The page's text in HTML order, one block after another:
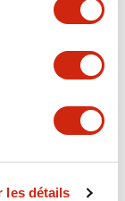
les détails
Tout développer+